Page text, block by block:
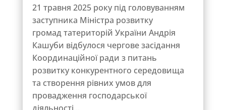
21 травня 2025 року під головуванням
заступника Міністра розвитку
громад татериторій України Андрія
Кашуби відбулося чергове засідання
Координаційної ради з питань
розвитку конкурентного середовища
та створення рівних умов для
провадження господарської